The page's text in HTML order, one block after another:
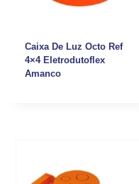
Caixa De Luz Octo Ref
4×4 Eletrodutoflex
Amanco